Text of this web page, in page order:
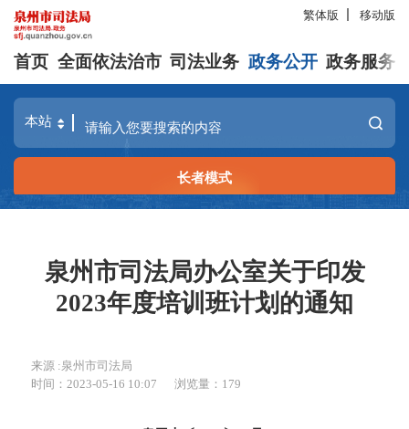
繁体版 移动版
首页 全面依法治市 司法业务 政务公开 政务服务
长者模式
泉州市司法局办公室关于印发
2023年度培训班计划的通知
来源 :泉州市司法局
时间：2023-05-16 10:07
浏览量： 179